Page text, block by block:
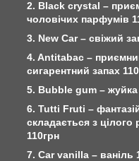
2. Black crystal –
чоловічих парфумів
3. New Car – свіжий
4. Antitabac –
сигарентний запах
5. Bubble gum – жуйка
6. Tutti Fruti –
складається з
110грн
7. Car vanilla – ваніль